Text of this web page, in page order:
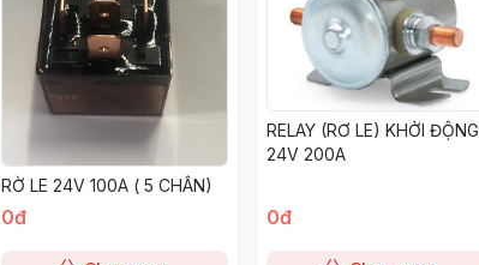
RỜ LE 24V 100A ( 5 CHÂN)
0đ
RELAY (RƠ LE) KHỞI ĐỘNG
24V 200A
0đ